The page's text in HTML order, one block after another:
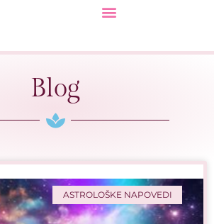
Blog
ASTROLOŠKE NAPOVEDI